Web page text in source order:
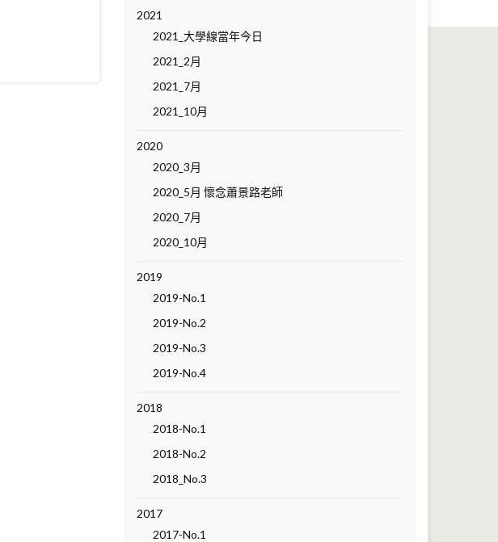
2021
2021_大學線當年今日
2021_2月
2021_7月
2021_10月
2020
2020_3月
2020_5月 懷念蕭景路老師
2020_7月
2020_10月
2019
2019-No.1
2019-No.2
2019-No.3
2019-No.4
2018
2018-No.1
2018-No.2
2018_No.3
2017
2017-No.1